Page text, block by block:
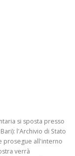
si sposta presso
l'Archivio di Stato
prosegue all'interno
verrà